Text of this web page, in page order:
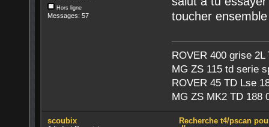
Hors ligne
Messages: 57
toucher
ROVER 400 grise
MG ZS 115 td serie
ROVER 45 TD Lse
MG ZS MK2 TD 188
scoubix
Recherche t4/pscan